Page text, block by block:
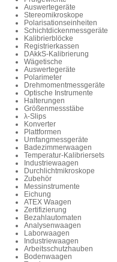
Auswertegeräte
Stereomikroskope
Polarisationseinheiten
Schichtdickenmessgeräte
Kalibrierblöcke
Registrierkassen
DAkkS-Kalibrierung
Wägetische
Auswertegeräte
Polarimeter
Drehmomentmessgeräte
Optische Instrumente
Halterungen
Größenmessstäbe
λ-Slips
Konverter
Plattformen
Umfangmessgeräte
Badezimmerwaagen
Temperatur-Kalibriersets
Industriewaagen
Durchlichtmikroskope
Zubehör
Messinstrumente
Eichung
ATEX Waagen
Zertifizierung
Bezahlautomaten
Analysenwaagen
Laborwaagen
Industriewaagen
Arbeitsschutzhauben
Bodenwaagen